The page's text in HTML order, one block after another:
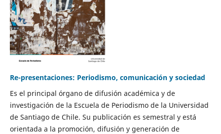
Re-presentaciones: Periodismo, comunicación y sociedad
Es el principal órgano de difusión académica y de
investigación de la Escuela de Periodismo de la Universidad
de Santiago de Chile. Su publicación es semestral y está
orientada a la promoción, difusión y generación de